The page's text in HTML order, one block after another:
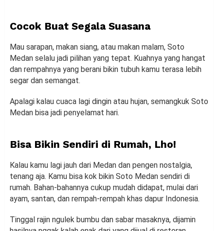
Cocok Buat Segala Suasana
Mau sarapan, makan siang, atau makan malam, Soto
Medan selalu jadi pilihan yang tepat. Kuahnya yang hangat
dan rempahnya yang berani bikin tubuh kamu terasa lebih
segar dan semangat.
Apalagi kalau cuaca lagi dingin atau hujan, semangkuk Soto
Medan bisa jadi penyelamat hari.
Bisa Bikin Sendiri di Rumah, Lho!
Kalau kamu lagi jauh dari Medan dan pengen nostalgia,
tenang aja. Kamu bisa kok bikin Soto Medan sendiri di
rumah. Bahan-bahannya cukup mudah didapat, mulai dari
ayam, santan, dan rempah-rempah khas dapur Indonesia.
Tinggal rajin ngulek bumbu dan sabar masaknya, dijamin